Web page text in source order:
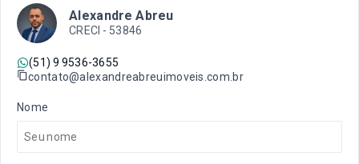
Alexandre Abreu
CRECI - 53846
(51) 9 9536-3655
contato@alexandreabreuimoveis.com.br
Nome